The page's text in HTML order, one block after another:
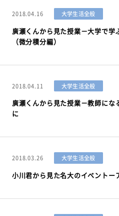
2018.04.16 大学生活全般
廣瀬くんから見た授業－大学で学
（微分積分編）
2018.04.11 大学生活全般
廣瀬くんから見た授業－教師にな
に
2018.03.26 大学生活全般
小川君から見た名大のイベントー